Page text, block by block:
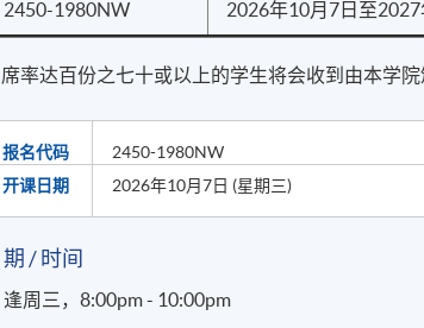
2450-1980NW 2026年10月7日至
率达百份之七十或以上的学生将会收到由本学院
报名代码 2450-1980NW
开课日期 2026年10月7日 (星期三)
期 / 时间
逢周三，8:00pm - 10:00pm